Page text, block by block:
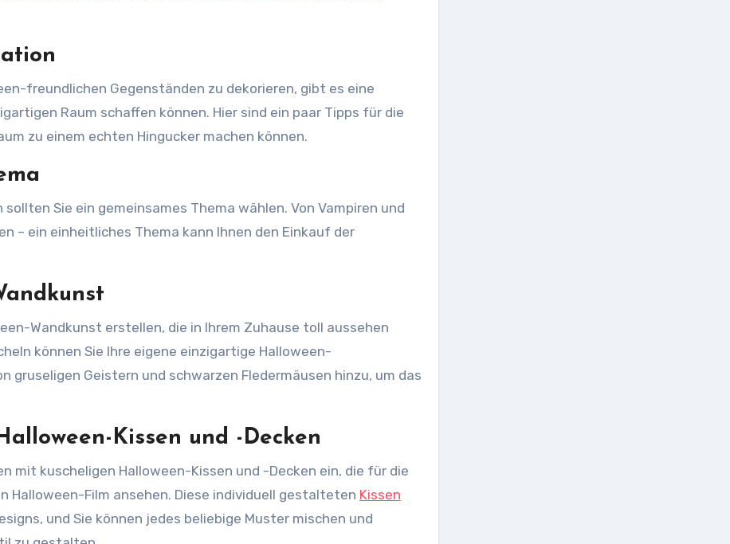
freundlichen Gegenständen zu dekorieren, gibt es eine
Raum schaffen können. Hier sind ein paar Tipps für die
zu einem echten Hingucker machen können.
Sie ein gemeinsames Thema wählen. Von Vampiren und
– ein einheitliches Thema kann Ihnen den Einkauf der
Wandkunst erstellen, die in Ihrem Zuhause toll aussehen
können Sie Ihre eigene einzigartige Halloween-
gruseligen Geistern und schwarzen Fledermäusen hinzu, um das
Kissen und -Decken
mit kuscheligen Halloween-Kissen und -Decken ein, die für die
Halloween-Film ansehen. Diese individuell gestalteten Kissen
und Sie können jedes beliebige Muster mischen und